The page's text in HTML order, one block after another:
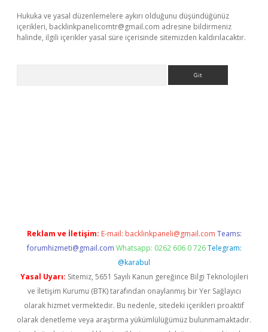
Hukuka ve yasal düzenlemelere aykırı olduğunu düşündüğünüz
içerikleri, backlinkpanelicomtr@gmail.com adresine bildirmeniz
halinde, ilgili içerikler yasal süre içerisinde sitemizden kaldırılacaktır.
Reklam ve İletişim: E-mail: backlinkpaneli@gmail.com Teams:
forumhizmeti@gmail.com Whatsapp: 0262 606 0 726 Telegram:
@karabul
Yasal Uyarı: Sitemiz, 5651 Sayılı Kanun gereğince Bilgi Teknolojileri
ve İletişim Kurumu (BTK) tarafından onaylanmış bir Yer Sağlayıcı
olarak hizmet vermektedir. Bu nedenle, sitedeki içerikleri proaktif
olarak denetleme veya araştırma yükümlülüğümüz bulunmamaktadır.